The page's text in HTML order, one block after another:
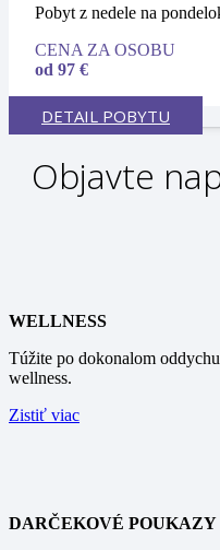
Pobyt z nedele na
CENA ZA OSOBU
od 97 €
DETAIL POBYTU
Objavte
WELLNESS
Túžite po dokonalom
wellness.
Zistiť viac
DARČEKOVÉ POUKAZY